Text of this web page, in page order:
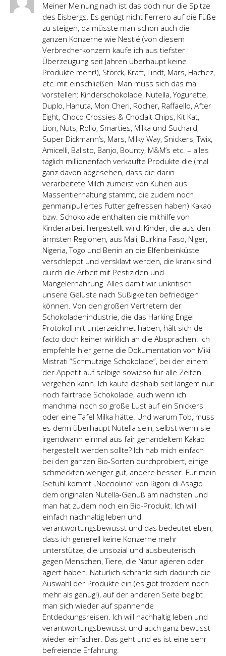
Meiner Meinung nach ist das doch nur die Spitze
des Eisbergs. Es genügt nicht Ferrero auf die Füße
zu steigen, da müsste man schon auch die
ganzen Konzerne wie Nestlé (von diesem
Verbrecherkonzern kaufe ich aus tiefster
Überzeugung seit Jahren überhaupt keine
Produkte mehr!), Storck, Kraft, Lindt, Mars, Hachez,
etc. mit einschließen. Man muss sich das mal
vorstellen: Kinderschokolade, Nutella, Yogurette,
Duplo, Hanuta, Mon Cheri, Rocher, Raffaello, After
Eight, Choco Crossies & Choclait Chips, Kit Kat,
Lion, Nuts, Rollo, Smarties, Milka und Suchard,
Super Dickmann’s, Mars, Milky Way, Snickers, Twix,
Amicelli, Balisto, Banjo, Bounty, M&M’s etc. – alles
täglich millionenfach verkaufte Produkte die (mal
ganz davon abgesehen, dass die darin
verarbeitete Milch zumeist von Kühen aus
Massentierhaltung stammt, die zudem noch
genmanipuliertes Futter gefressen haben) Kakao
bzw. Schokolade enthalten die mithilfe von
Kinderarbeit hergestellt wird! Kinder, die aus den
ärmsten Regionen, aus Mali, Burkina Faso, Niger,
Nigeria, Togo und Benin an die Elfenbeinküste
verschleppt und versklavt werden, die krank sind
durch die Arbeit mit Pestiziden und
Mangelernährung. Alles damit wir unkritisch
unsere Gelüste nach Süßigkeiten befriedigen
können. Von den großen Vertretern der
Schokoladenindustrie, die das Harking Engel
Protokoll mit unterzeichnet haben, hält sich de
facto doch keiner wirklich an die Absprachen. Ich
empfehle hier gerne die Dokumentation von Miki
Mistrati “Schmutzige Schokolade”, bei der einem
der Appetit auf selbige sowieso für alle Zeiten
vergehen kann. Ich kaufe deshalb seit langem nur
noch fairtrade Schokolade, auch wenn ich
manchmal noch so große Lust auf ein Snickers
oder eine Tafel Milka hätte. Und warum Tob, muss
es denn überhaupt Nutella sein, selbst wenn sie
irgendwann einmal aus fair gehandeltem Kakao
hergestellt werden sollte? Ich hab mich einfach
bei den ganzen Bio-Sorten durchprobiert, einige
schmeckten weniger gut, andere besser. Für mein
Gefühl kommt „Nocciolino“ von Rigoni di Asagio
dem originalen Nutella-Genuß am nächsten und
man hat zudem noch ein Bio-Produkt. Ich will
einfach nachhaltig leben und
verantwortungsbewusst und das bedeutet eben,
dass ich generell keine Konzerne mehr
unterstütze, die unsozial und ausbeuterisch
gegen Menschen, Tiere, die Natur agieren oder
agiert haben. Natürlich schränkt sich dadurch die
Auswahl der Produkte ein (es gibt trozdem noch
mehr als genug!), auf der anderen Seite begibt
man sich wieder auf spannende
Entdeckungsreisen. Ich will nachhaltig leben und
verantwortungsbewusst und auch ganz bewusst
wieder einfacher. Das geht und es ist eine sehr
befreiende Erfahrung.